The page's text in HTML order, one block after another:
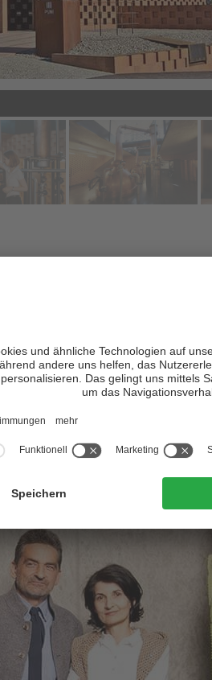
Schachbrettmuster zieht die
Genießer und Neugierige etabliert.
einer Nische der
sind. Unsere Hingabe,
Branche wahrgenommen zu
auch international